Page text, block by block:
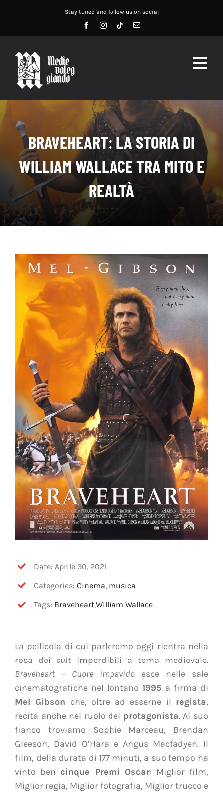
contenuto
Stay tuned and follow us on social
HOME
ABOUT US
SERVIZI
DIDATTICA
RECENSIONI
CONTATTI
Cerca
BRAVEHEART: LA STORIA DI
WILLIAM WALLACE TRA MITO E
REALTÀ
Date: Aprile 30, 2021
Categories:Cinema, musica
Tags: Braveheart,William Wallace
La pellicola di cui parleremo oggi rientra nella
rosa dei cult imperdibili a tema medievale.
Braveheart – Cuore impavido esce nelle sale
cinematografiche nel lontano 1995 a firma di
Mel Gibson che, oltre ad esserne il regista,
recita anche nel ruolo del protagonista. Al suo
fianco troviamo Sophie Marceau, Brendan
Gleeson, David O’Hara e Angus Macfadyen. Il
film, della durata di 177 minuti, a suo tempo ha
vinto ben cinque Premi Oscar: Miglior film,
Miglior regia, Miglior fotografia, Miglior trucco e